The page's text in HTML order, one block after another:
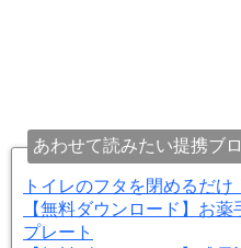
あわせて読みたい提携ブ
トイレのフタを閉めるだ
【無料ダウンロード】お
プレート